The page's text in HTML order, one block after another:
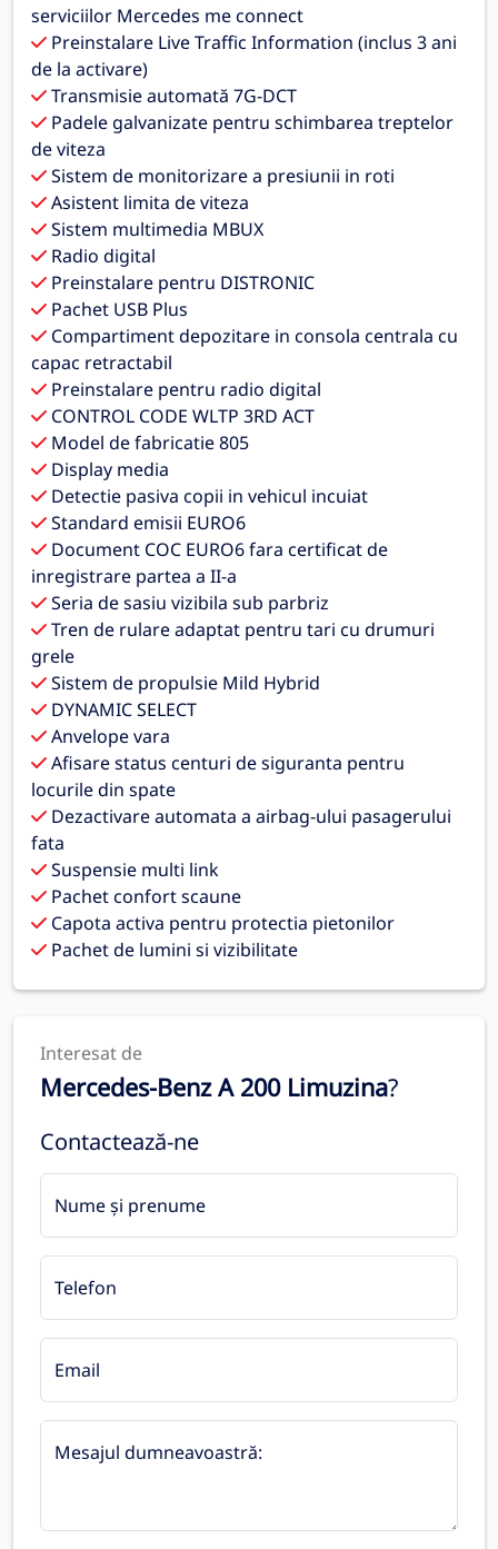
serviciilor Mercedes me connect
Preinstalare Live Traffic Information (inclus 3 ani
de la activare)
Transmisie automată 7G-DCT
Padele galvanizate pentru schimbarea treptelor
de viteza
Sistem de monitorizare a presiunii in roti
Asistent limita de viteza
Sistem multimedia MBUX
Radio digital
Preinstalare pentru DISTRONIC
Pachet USB Plus
Compartiment depozitare in consola centrala cu
capac retractabil
Preinstalare pentru radio digital
CONTROL CODE WLTP 3RD ACT
Model de fabricatie 805
Display media
Detectie pasiva copii in vehicul incuiat
Standard emisii EURO6
Document COC EURO6 fara certificat de
inregistrare partea a II-a
Seria de sasiu vizibila sub parbriz
Tren de rulare adaptat pentru tari cu drumuri
grele
Sistem de propulsie Mild Hybrid
DYNAMIC SELECT
Anvelope vara
Afisare status centuri de siguranta pentru
locurile din spate
Dezactivare automata a airbag-ului pasagerului
fata
Suspensie multi link
Pachet confort scaune
Capota activa pentru protectia pietonilor
Pachet de lumini si vizibilitate
Interesat de
Mercedes-Benz A 200 Limuzina?
Contactează-ne
Nume și prenume
Telefon
Email
Mesajul dumneavoastră: